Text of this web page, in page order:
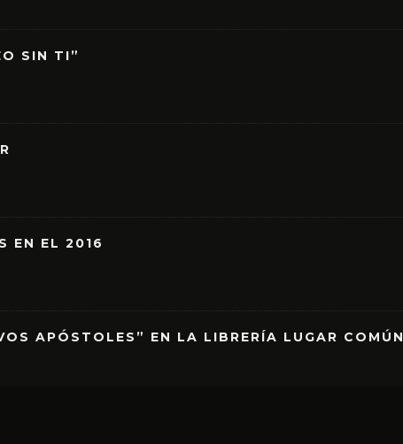
SIN TI”
EN EL 2016
APÓSTOLES” EN LA LIBRERÍA LUGAR COMÚN